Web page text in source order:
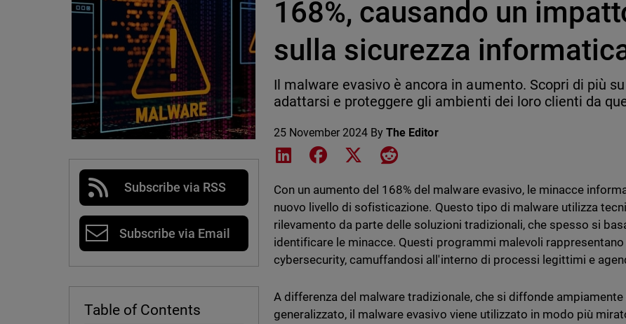
Subscribe via RSS
Subscribe via Email
Table of Contents
168%, causando un
sulla sicurezza
Il malware evasivo è ancora in aumento. Scopri di più
adattarsi e proteggere gli ambienti dei loro clienti da
25 November 2024 ByThe Editor
Share on LinkedIn
Share on Facebook
Share on XShare on Reddit
Con un aumento del 168% del malware evasivo, le minacce
nuovo livello di sofisticazione. Questo tipo di malware utilizza
rilevamento da parte delle soluzioni tradizionali, che spesso si
identificare le minacce. Questi programmi malevoli
cybersecurity, camuffandosi all'interno di processi legittimi e
A differenza del malware tradizionale, che si diffonde
generalizzato, il malware evasivo viene utilizzato in modo più